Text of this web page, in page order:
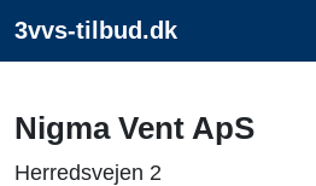
3vvs-tilbud.dk
Nigma Vent ApS
Herredsvejen 2